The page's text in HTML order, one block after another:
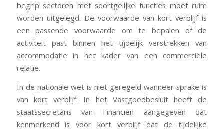
begrip sectoren met soortgelijke functies moet ruim
worden uitgelegd. De voorwaarde van kort verblijf is
een passende voorwaarde om te bepalen of de
activiteit past binnen het tijdelijk verstrekken van
accommodatie in het kader van een commerciële
relatie.
In de nationale wet is niet geregeld wanneer sprake is
van kort verblijf. In het Vastgoedbesluit heeft de
staatssecretaris van Financiën aangegeven dat
kenmerkend is voor kort verblijf dat de tijdelijke